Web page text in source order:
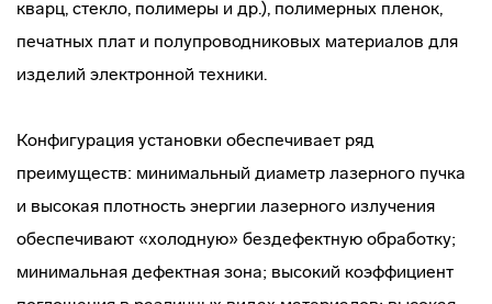
кварц, стекло, полимеры и др.), полимерных пленок,
печатных плат и полупроводниковых материалов для
изделий электронной техники.
Конфигурация установки обеспечивает ряд
преимуществ: минимальный диаметр лазерного пучка
и высокая плотность энергии лазерного излучения
обеспечивают «холодную» бездефектную обработку;
минимальная дефектная зона; высокий коэффициент